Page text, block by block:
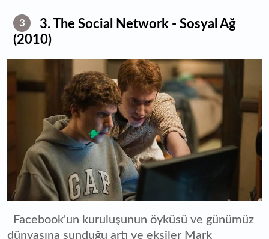
3
3. The Social Network - Sosyal Ağ
(2010)
Facebook'un kuruluşunun öyküsü ve günümüz
dünyasına sunduğu artı ve eksiler Mark